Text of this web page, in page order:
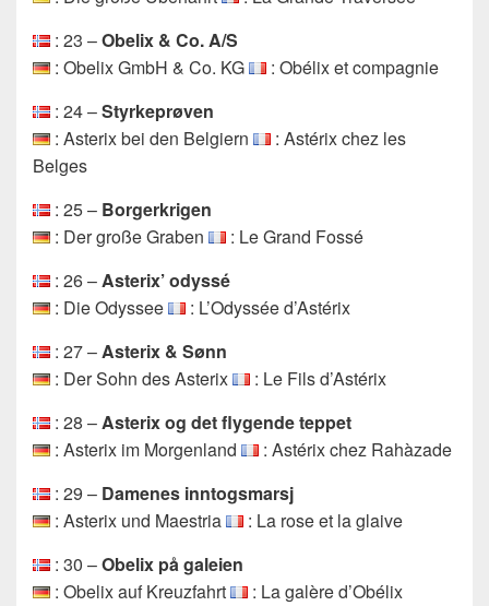
: 23 –Obelix & Co. A/S
: Obelix GmbH & Co. KG
: Obélix et compagnie
: 24 –Styrkeprøven
: Asterix bei den Belgiern
: Astérix chez les
Belges
: 25 – Borgerkrigen
: Der große Graben
: Le Grand Fossé
: 26 –Asterix’ odyssé
: Die Odyssee
: L’Odyssée d’Astérix
: 27 –Asterix & Sønn
: Der Sohn des Asterix
: Le Fils d’Astérix
: 28 –Asterix og det flygende teppet
: Asterix im Morgenland
: Astérix chez Rahàzade
: 29 – Damenes inntogsmarsj
: Asterix und Maestria
: La rose et la glaive
: 30 –Obelix på galeien
: Obelix auf Kreuzfahrt
: La galère d’Obélix